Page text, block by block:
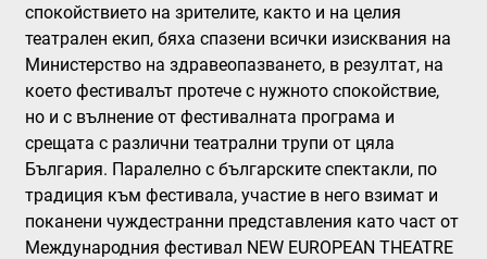
спокойствието на зрителите, както и на целия
театрален екип, бяха спазени всички изисквания на
Министерство на здравеопазването, в резултат, на
което фестивалът протече с нужното спокойствие,
но и с вълнение от фестивалната програма и
срещата с различни театрални трупи от цяла
България. Паралелно с българските спектакли, по
традиция към фестивала, участие в него взимат и
поканени чуждестранни представления като част от
Международния фестивал NEW EUROPEAN THEATRE